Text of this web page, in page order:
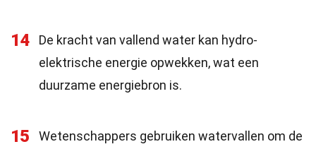
14
De kracht van vallend water kan hydro-
elektrische energie opwekken, wat een
duurzame energiebron is.
15
Wetenschappers gebruiken watervallen om de